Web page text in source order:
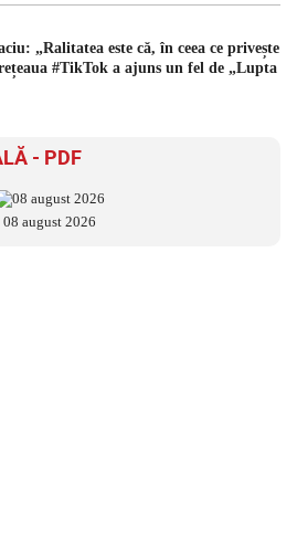
„Ralitatea este că, în ceea ce privește
#TikTok a ajuns un fel de „Lupta
- PDF
08 august 2026